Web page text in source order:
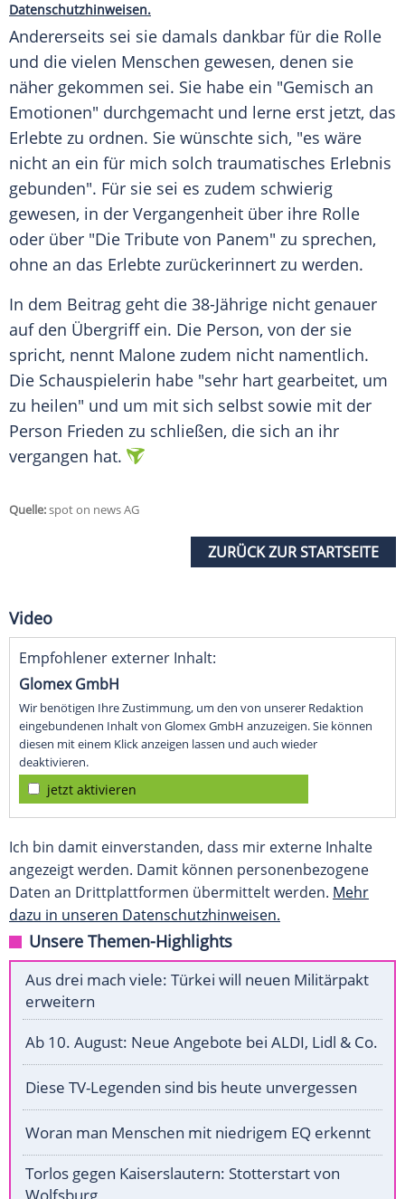
Datenschutzhinweisen.
Andererseits sei sie damals dankbar für die Rolle
und die vielen Menschen gewesen, denen sie
näher gekommen sei. Sie habe ein "Gemisch an
Emotionen" durchgemacht und lerne erst jetzt, das
Erlebte zu ordnen. Sie wünschte sich, "es wäre
nicht an ein für mich solch traumatisches Erlebnis
gebunden". Für sie sei es zudem schwierig
gewesen, in der Vergangenheit über ihre Rolle
oder über "Die Tribute von Panem" zu sprechen,
ohne an das Erlebte zurückerinnert zu werden.
In dem Beitrag geht die 38-Jährige nicht genauer
auf den Übergriff ein. Die Person, von der sie
spricht, nennt Malone zudem nicht namentlich.
Die Schauspielerin habe "sehr hart gearbeitet, um
zu heilen" und um mit sich selbst sowie mit der
Person Frieden zu schließen, die sich an ihr
vergangen hat.
Quelle:spot on news AG
ZURÜCK ZUR STARTSEITE
Video
Empfohlener externer Inhalt:
Glomex GmbH
Wir benötigen Ihre Zustimmung, um den von unserer Redaktion
eingebundenen Inhalt von Glomex GmbH anzuzeigen. Sie können
diesen mit einem Klick anzeigen lassen und auch wieder
deaktivieren.
jetzt aktivieren
Ich bin damit einverstanden, dass mir externe Inhalte
angezeigt werden. Damit können personenbezogene
Daten an Drittplattformen übermittelt werden. Mehr
dazu in unseren Datenschutzhinweisen.
Unsere Themen-Highlights
Aus drei mach viele: Türkei will neuen Militärpakt
erweitern
Ab 10. August: Neue Angebote bei ALDI, Lidl & Co.
Diese TV-Legenden sind bis heute unvergessen
Woran man Menschen mit niedrigem EQ erkennt
Torlos gegen Kaiserslautern: Stotterstart von